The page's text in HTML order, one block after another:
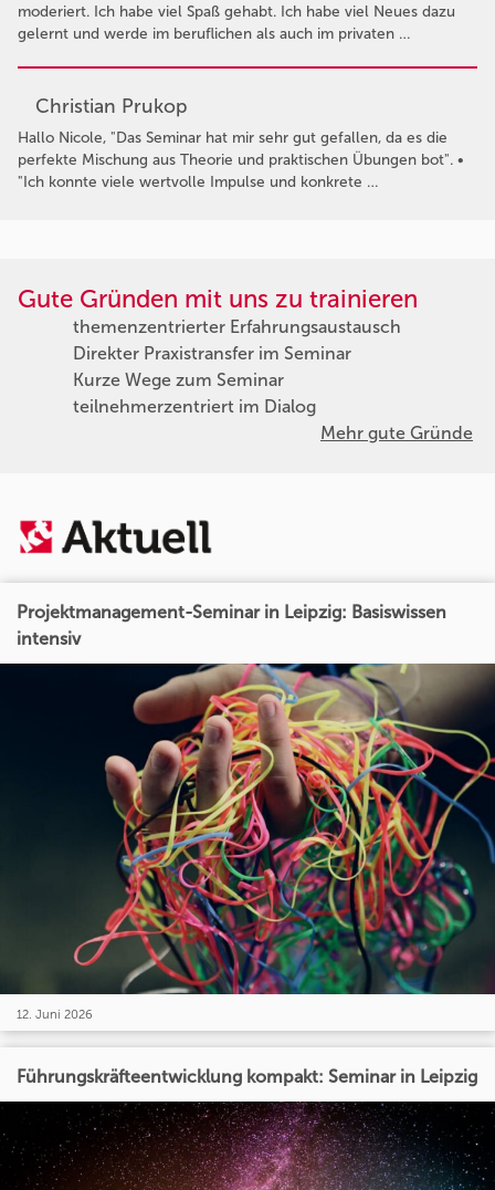
moderiert. Ich habe viel Spaß gehabt. Ich habe viel Neues dazu
gelernt und werde im beruflichen als auch im privaten …
Christian Prukop
Hallo Nicole, "Das Seminar hat mir sehr gut gefallen, da es die
perfekte Mischung aus Theorie und praktischen Übungen bot". •
"Ich konnte viele wertvolle Impulse und konkrete …
Gute Gründen mit uns zu trainieren
themenzentrierter Erfahrungsaustausch
Direkter Praxistransfer im Seminar
Kurze Wege zum Seminar
teilnehmerzentriert im Dialog
Mehr gute Gründe
Projektmanagement-Seminar in Leipzig: Basiswissen
intensiv
12. Juni 2026
Führungskräfteentwicklung kompakt: Seminar in Leipzig